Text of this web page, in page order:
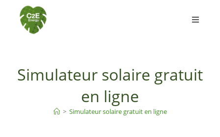
Simulateur solaire gratuit
en ligne
> Simulateur solaire gratuit en ligne